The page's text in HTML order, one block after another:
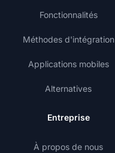
Fonctionnalités
Méthodes d'intégration
Applications mobiles
Alternatives
Entreprise
À propos de nous